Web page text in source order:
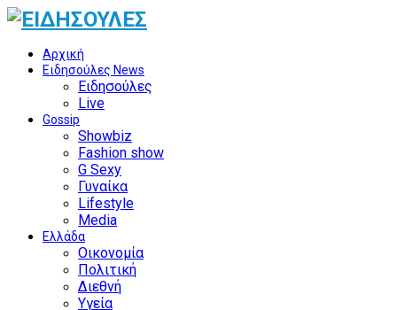
Αρχική
Ειδησούλες News
Ειδησούλες
Live
Gossip
Showbiz
Fashion show
G Sexy
Γυναίκα
Lifestyle
Media
Ελλάδα
Οικονομία
Πολιτική
Διεθνή
Υγεία